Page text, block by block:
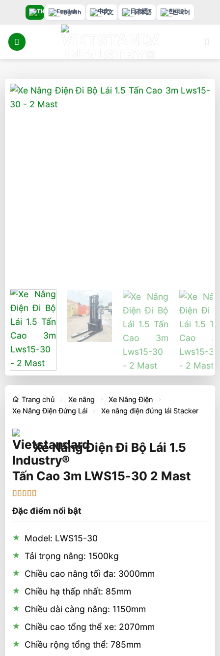
nội
dung
English 中文 日本語 한국어
Trang chủ Xe nâng
Xe Nâng Điện
Xe Nâng Điện Đứng Lái
Xe nâng điện đứng lái Stacker
Xe Nâng Điện Đi Bộ Lái 1.5
Tấn Cao 3m LWS15-30 2 Mast
trên 5 dựa
trênđánh
giá
Đặc điểm nổi bật
Model: LWS15-30
Tải trọng nâng: 1500kg
Chiều cao nâng tối đa: 3000mm
Chiều hạ thấp nhất: 85mm
Chiều dài càng nâng: 1150mm
Chiều cao tổng thể xe: 2070mm
Chiều rộng tổng thể: 785mm